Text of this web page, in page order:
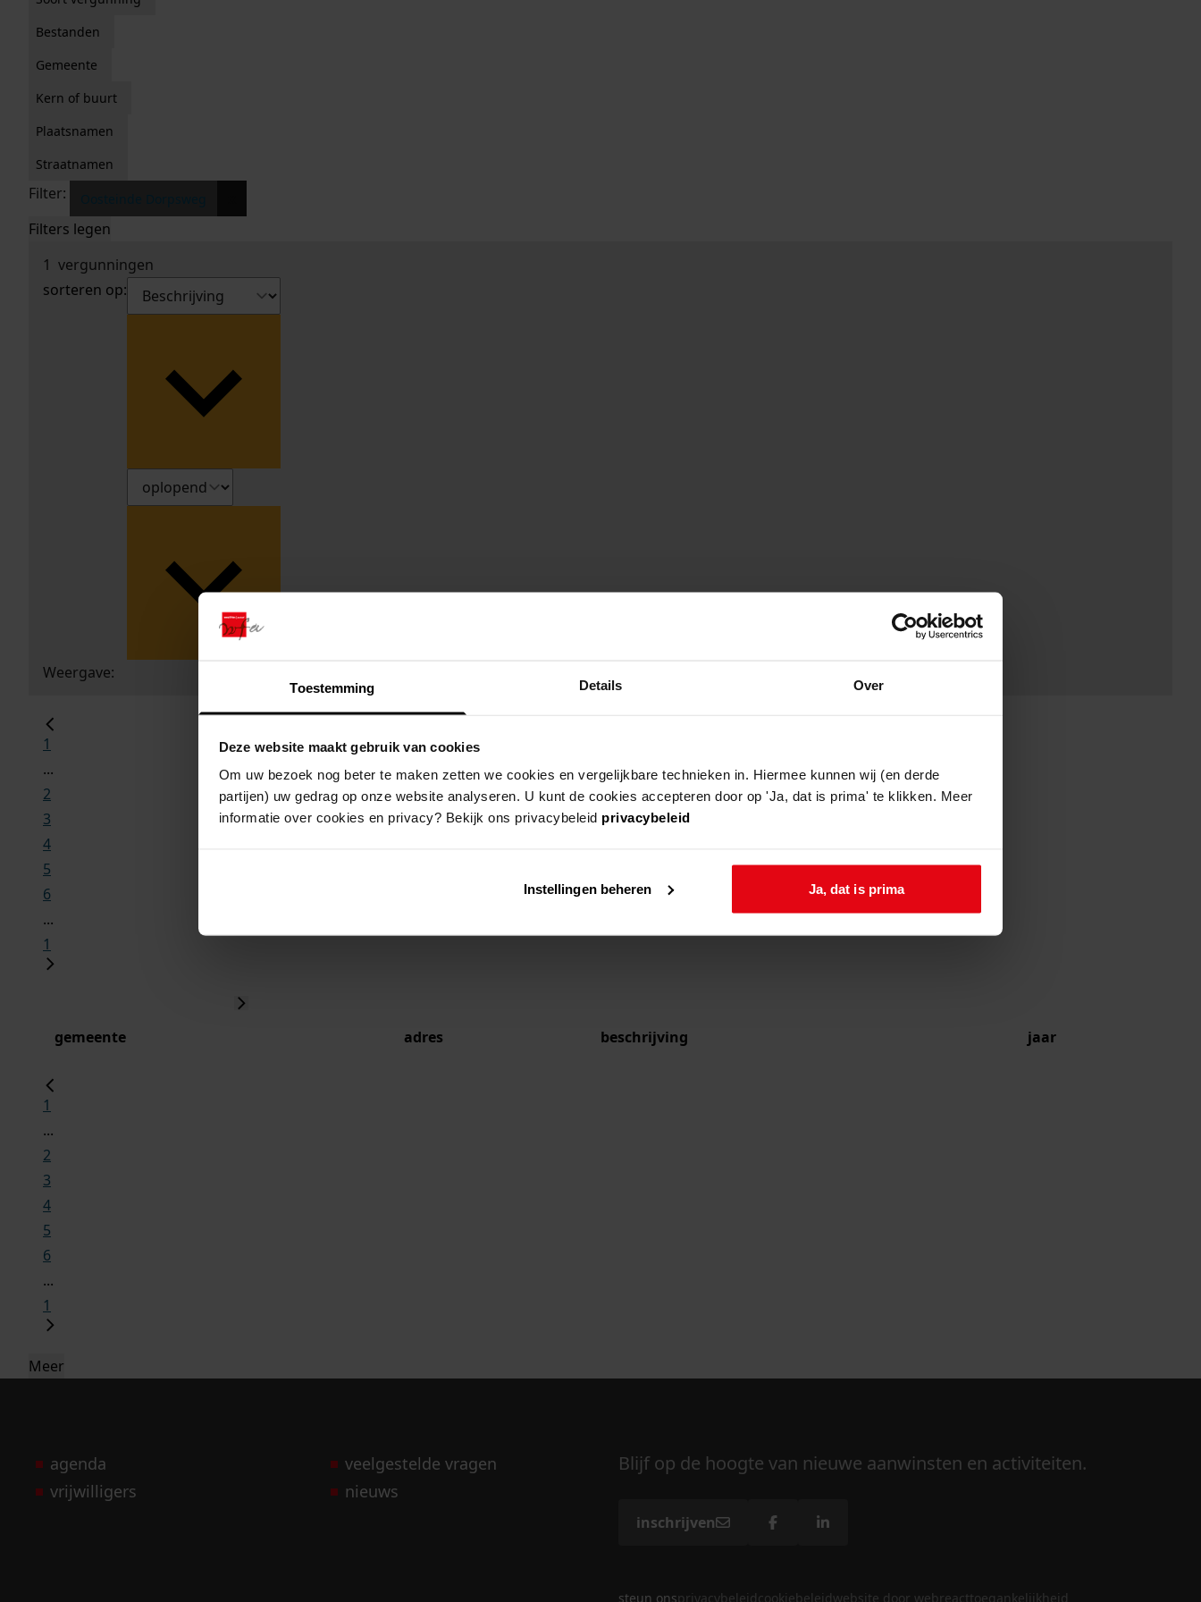
Toestemming Details Over
Deze website maakt gebruik van cookies
Om uw bezoek nog beter te maken zetten we cookies en vergelijkbare technieken in. Hiermee kunnen wij (en derde
partijen) uw gedrag op onze website analyseren. U kunt de cookies accepteren door op 'Ja, dat is prima' te klikken. Meer
informatie over cookies en privacy? Bekijk ons privacybeleid privacybeleid
Instellingen beheren Ja, dat is prima
Bestanden
Gemeente
Kern of buurt
Plaatsnamen
Straatnamen
Filter:
Filters legen
1 vergunningen
sorteren op:
Weergave:
1
...
2
3
4
5
6
...
1
gemeente adres beschrijving jaar
1
...
2
3
4
5
6
...
1
Meer
agenda
vrijwilligers
veelgestelde vragen
nieuws
Blijf op de hoogte van nieuwe aanwinsten en activiteiten.
inschrijven
steun onsprivacybeleidcookiebeleidwebsite door webreacttoegankelijkheid